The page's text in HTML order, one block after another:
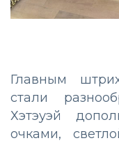
Главным
стали
Хэтэуэй
очками,